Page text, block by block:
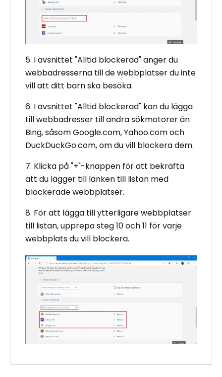
5. I avsnittet "Alltid blockerad" anger du
webbadresserna till de webbplatser du inte
vill att ditt barn ska besöka.
6. I avsnittet "Alltid blockerad" kan du lägga
till webbadresser till andra sökmotorer än
Bing, såsom Google.com, Yahoo.com och
DuckDuckGo.com, om du vill blockera dem.
7. Klicka på "+"-knappen för att bekräfta
att du lägger till länken till listan med
blockerade webbplatser.
8. För att lägga till ytterligare webbplatser
till listan, upprepa steg 10 och 11 för varje
webbplats du vill blockera.